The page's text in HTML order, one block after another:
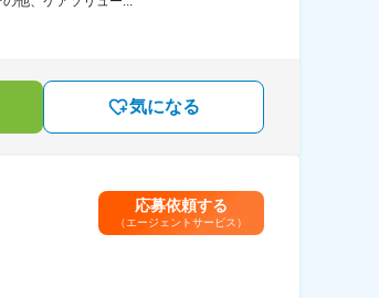
気になる
応募依頼する
（エージェントサービス）